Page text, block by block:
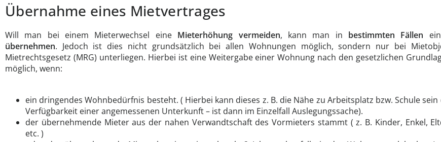
Übernahme eines Mietvertrages
Will man bei einem Mieterwechsel eine Mieterhöhung vermeiden, kann man in bestimmten Fällen
übernehmen. Jedoch ist dies nicht grundsätzlich bei allen Wohnungen möglich, sondern nur bei
Mietrechtsgesetz (MRG) unterliegen. Hierbei ist eine Weitergabe einer Wohnung nach den gesetzlichen
möglich, wenn:
ein dringendes Wohnbedürfnis besteht. ( Hierbei kann dieses z. B. die Nähe zu Arbeitsplatz bzw. Schule
Verfügbarkeit einer angemessenen Unterkunft – ist dann im Einzelfall Auslegungssache).
der übernehmende Mieter aus der nahen Verwandtschaft des Vormieters stammt ( z. B. Kinder, Enkel,
etc. )